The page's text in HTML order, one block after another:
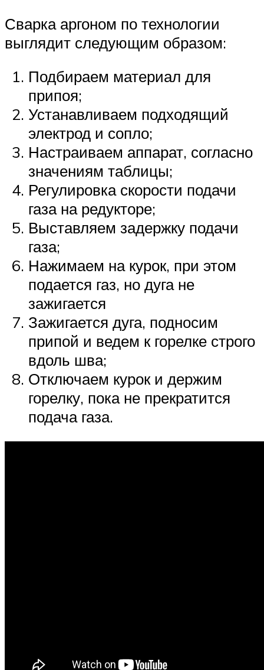
Сварка аргоном по технологии
выглядит следующим образом:
Подбираем материал для
припоя;
Устанавливаем подходящий
электрод и сопло;
Настраиваем аппарат, согласно
значениям таблицы;
Регулировка скорости подачи
газа на редукторе;
Выставляем задержку подачи
газа;
Нажимаем на курок, при этом
подается газ, но дуга не
зажигается
Зажигается дуга, подносим
припой и ведем к горелке строго
вдоль шва;
Отключаем курок и держим
горелку, пока не прекратится
подача газа.